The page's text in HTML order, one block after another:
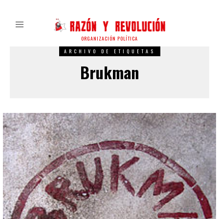
ORGANIZACIÓN POLÍTICA
ARCHIVO DE ETIQUETAS
Brukman